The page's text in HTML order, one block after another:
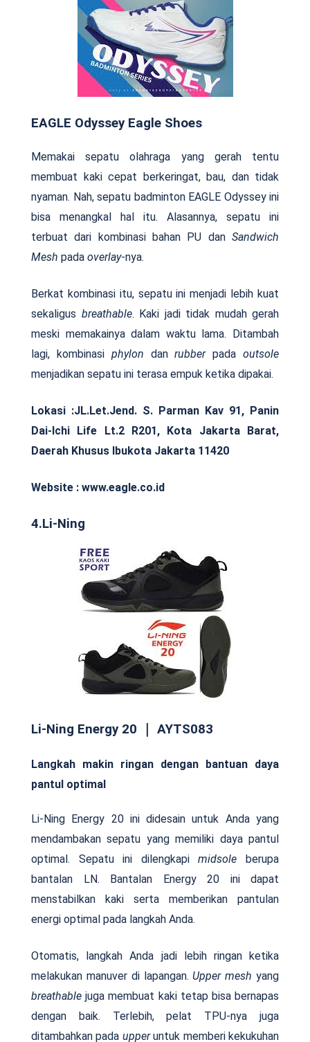
EAGLE Odyssey Eagle Shoes
Memakai sepatu olahraga yang gerah tentu
membuat kaki cepat berkeringat, bau, dan tidak
nyaman. Nah, sepatu badminton EAGLE Odyssey ini
bisa menangkal hal itu. Alasannya, sepatu ini
terbuat dari kombinasi bahan PU dan Sandwich
Mesh pada overlay-nya.
Berkat kombinasi itu, sepatu ini menjadi lebih kuat
sekaligus breathable. Kaki jadi tidak mudah gerah
meski memakainya dalam waktu lama. Ditambah
lagi, kombinasi phylon danrubberpadaoutsole
menjadikan sepatu ini terasa empuk ketika dipakai.
Lokasi :JL.Let.Jend. S. Parman Kav 91, Panin
Dai-Ichi Life Lt.2 R201, Kota Jakarta Barat,
Daerah Khusus Ibukota Jakarta 11420
Website : www.eagle.co.id
4.Li-Ning
Li-Ning Energy 20 ｜ AYTS083
Langkah makin ringan dengan bantuan daya
pantul optimal
Li-Ning Energy 20 ini didesain untuk Anda yang
mendambakan sepatu yang memiliki daya pantul
optimal. Sepatu ini dilengkapimidsole
berupa
bantalan LN. Bantalan Energy 20 ini dapat
menstabilkan kaki serta memberikan pantulan
energi optimal pada langkah Anda.
Otomatis, langkah Anda jadi lebih ringan ketika
melakukan manuver di lapangan.Upper meshyang
breathablejuga membuat kaki tetap bisa bernapas
dengan baik. Terlebih, pelat TPU-nya juga
ditambahkan pada upperuntuk memberi kekukuhan